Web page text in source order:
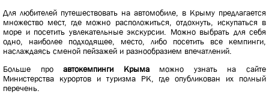
Для любителей путешествовать на автомобиле, в Крыму предлагается
множество мест, где можно расположиться, отдохнуть, искупаться в
море и посетить увлекательные экскурсии. Можно выбрать для себя
одно, наиболее подходящее, место, либо посетить все кемпинги,
наслаждаясь сменой пейзажей и разнообразием впечатлений.
Больше проавтокемпинги Крымаможно узнать на сайте
Министерства курортов и туризма РК, где опубликован их полный
перечень.